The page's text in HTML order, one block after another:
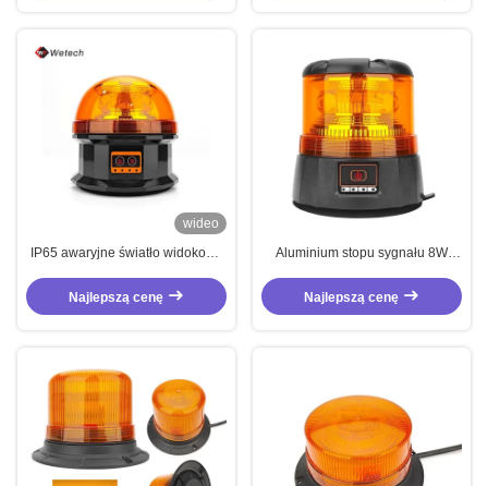
wideo
IP65 awaryjne światło widokowe
Najlepszą cenę
Aluminium stopu sygnału 8W
Amber
Najlepszą cenę